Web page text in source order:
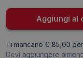
Aggiungi al
Ti mancano € 85,00
Devi aggiungere